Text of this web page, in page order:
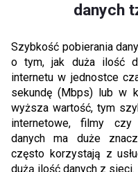
danych
Szybkość pobierania
o tym, jak duża ilość
internetu w jednostce
sekundę (Mbps) lub w
wyższa wartość, tym
internetowe, filmy czy
danych ma duże
często korzystają z
dużą ilość danych z sieci.